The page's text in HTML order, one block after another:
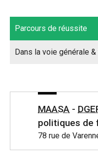
Parcours de réussite
Dans la voie générale
MAASA -
politiques de
78 rue de